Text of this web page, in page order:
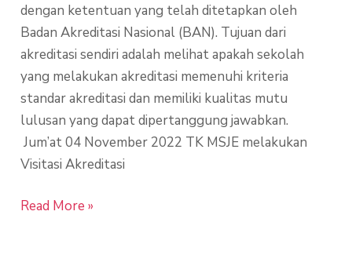
dengan ketentuan yang telah ditetapkan oleh
Badan Akreditasi Nasional (BAN). Tujuan dari
akreditasi sendiri adalah melihat apakah sekolah
yang melakukan akreditasi memenuhi kriteria
standar akreditasi dan memiliki kualitas mutu
lulusan yang dapat dipertanggung jawabkan.
Jum’at 04 November 2022 TK MSJE melakukan
Visitasi Akreditasi
Read More »